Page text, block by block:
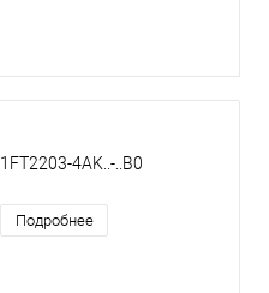
1FT2203-4AK..-..B0
Подробнее